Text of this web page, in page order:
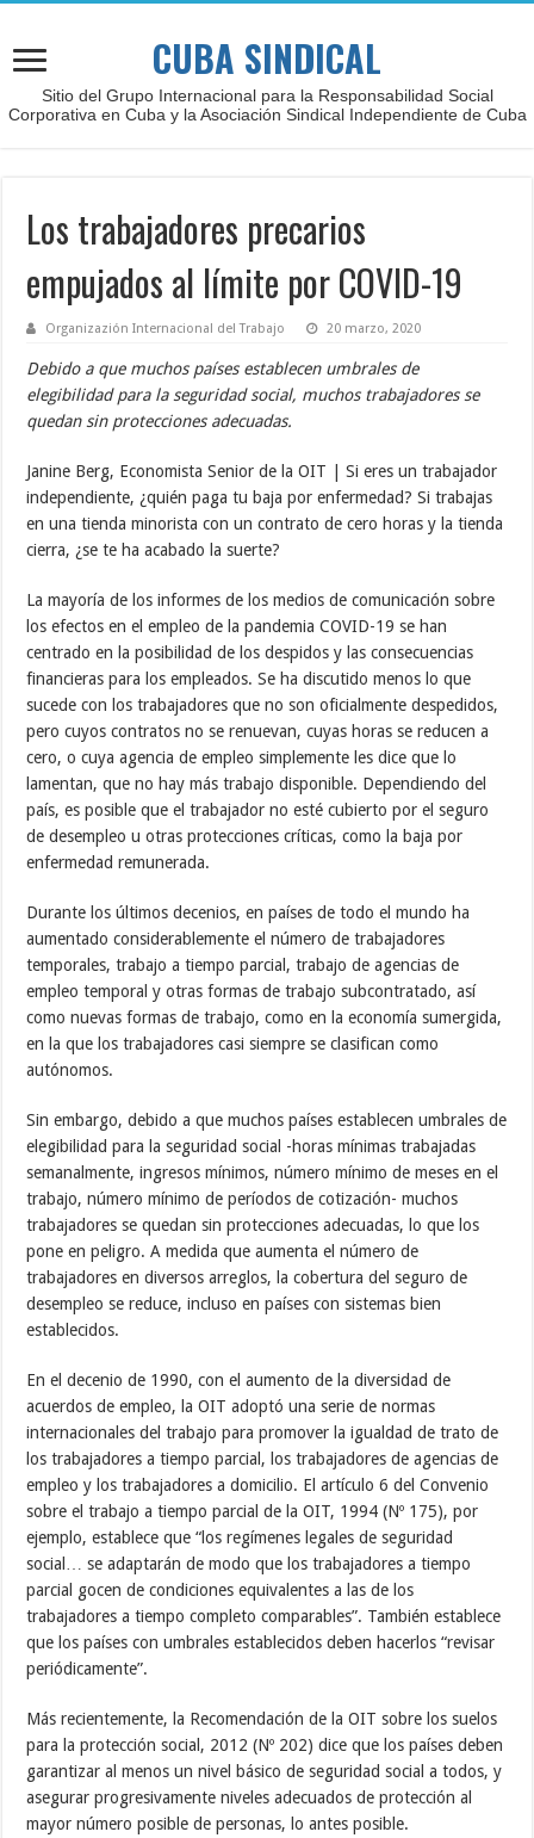
CUBA SINDICAL
Sitio del Grupo Internacional para la Responsabilidad Social
Corporativa en Cuba y la Asociación Sindical Independiente de Cuba
Los trabajadores precarios
empujados al límite por COVID-19
Organizazión Internacional del Trabajo 20 marzo, 2020
Debido a que muchos países establecen umbrales de
elegibilidad para la seguridad social, muchos trabajadores se
quedan sin protecciones adecuadas.
Janine Berg, Economista Senior de la OIT | Si eres un trabajador
independiente, ¿quién paga tu baja por enfermedad? Si trabajas
en una tienda minorista con un contrato de cero horas y la tienda
cierra, ¿se te ha acabado la suerte?
La mayoría de los informes de los medios de comunicación sobre
los efectos en el empleo de la pandemia COVID-19 se han
centrado en la posibilidad de los despidos y las consecuencias
financieras para los empleados. Se ha discutido menos lo que
sucede con los trabajadores que no son oficialmente despedidos,
pero cuyos contratos no se renuevan, cuyas horas se reducen a
cero, o cuya agencia de empleo simplemente les dice que lo
lamentan, que no hay más trabajo disponible. Dependiendo del
país, es posible que el trabajador no esté cubierto por el seguro
de desempleo u otras protecciones críticas, como la baja por
enfermedad remunerada.
Durante los últimos decenios, en países de todo el mundo ha
aumentado considerablemente el número de trabajadores
temporales, trabajo a tiempo parcial, trabajo de agencias de
empleo temporal y otras formas de trabajo subcontratado, así
como nuevas formas de trabajo, como en la economía sumergida,
en la que los trabajadores casi siempre se clasifican como
autónomos.
Sin embargo, debido a que muchos países establecen umbrales de
elegibilidad para la seguridad social -horas mínimas trabajadas
semanalmente, ingresos mínimos, número mínimo de meses en el
trabajo, número mínimo de períodos de cotización- muchos
trabajadores se quedan sin protecciones adecuadas, lo que los
pone en peligro. A medida que aumenta el número de
trabajadores en diversos arreglos, la cobertura del seguro de
desempleo se reduce, incluso en países con sistemas bien
establecidos.
En el decenio de 1990, con el aumento de la diversidad de
acuerdos de empleo, la OIT adoptó una serie de normas
internacionales del trabajo para promover la igualdad de trato de
los trabajadores a tiempo parcial, los trabajadores de agencias de
empleo y los trabajadores a domicilio. El artículo 6 del Convenio
sobre el trabajo a tiempo parcial de la OIT, 1994 (Nº 175), por
ejemplo, establece que “los regímenes legales de seguridad
social… se adaptarán de modo que los trabajadores a tiempo
parcial gocen de condiciones equivalentes a las de los
trabajadores a tiempo completo comparables”. También establece
que los países con umbrales establecidos deben hacerlos “revisar
periódicamente”.
Más recientemente, la Recomendación de la OIT sobre los suelos
para la protección social, 2012 (Nº 202) dice que los países deben
garantizar al menos un nivel básico de seguridad social a todos, y
asegurar progresivamente niveles adecuados de protección al
mayor número posible de personas, lo antes posible.